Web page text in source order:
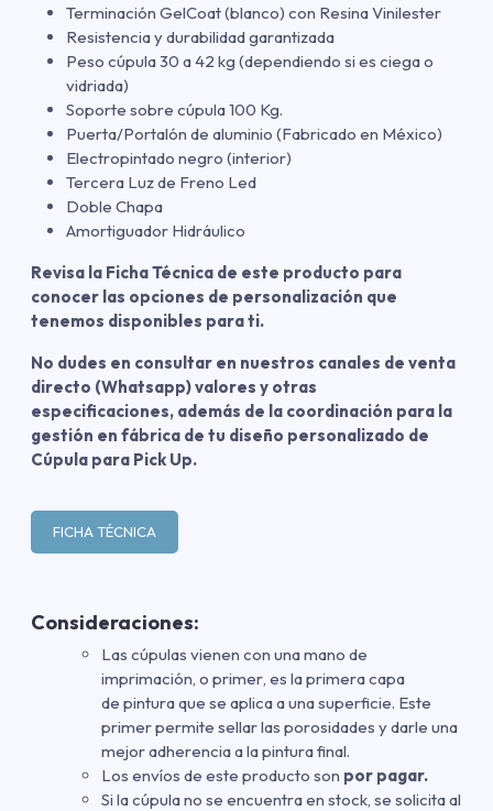
Terminación GelCoat (blanco) con Resina Vinilester
Resistencia y durabilidad garantizada
Peso cúpula 30 a 42 kg (dependiendo si es ciega o
vidriada)
Soporte sobre cúpula 100 Kg.
Puerta/Portalón de aluminio (Fabricado en México)
Electropintado negro (interior)
Tercera Luz de Freno Led
Doble Chapa
Amortiguador Hidráulico
Revisa la Ficha Técnica de este producto para
conocer las opciones de personalización que
tenemos disponibles para ti.
No dudes en consultar en nuestros canales de venta
directo (Whatsapp) valores y otras
especificaciones, además de la coordinación para la
gestión en fábrica de tu diseño personalizado de
Cúpula para Pick Up.
FICHA TÉCNICA
Consideraciones:
Las cúpulas vienen con una mano de
imprimación, o primer, es la primera capa
de pintura que se aplica a una superficie. Este
primer permite sellar las porosidades y darle una
mejor adherencia a la pintura final.
Los envíos de este producto son por pagar.
Si la cúpula no se encuentra en stock, se solicita al